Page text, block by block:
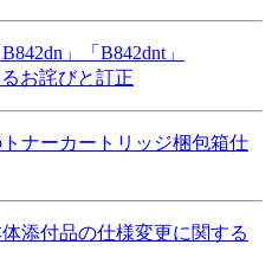
」「B842dnt」
お詫びと訂正
ナーカートリッジ梱包箱仕
添付品の仕様変更に関する